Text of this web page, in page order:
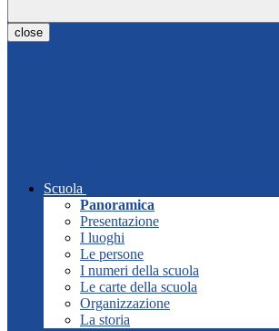
close
Scuola
Panoramica
Presentazione
I luoghi
Le persone
I numeri della scuola
Le carte della scuola
Organizzazione
La storia